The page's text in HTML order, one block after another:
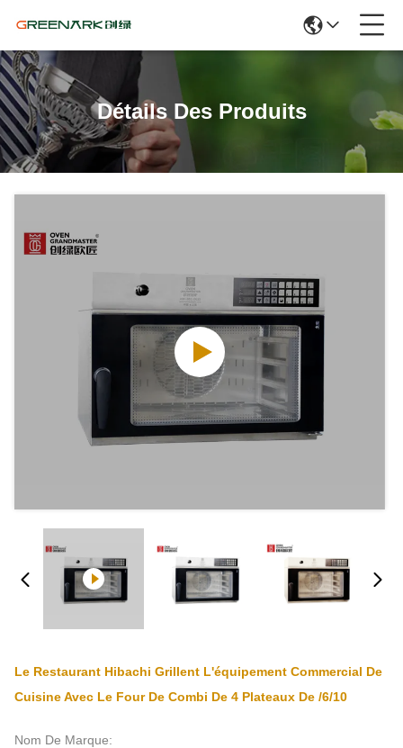
Détails Des Produits
Le Restaurant Hibachi Grillent L'équipement Commercial De
Cuisine Avec Le Four De Combi De 4 Plateaux De /6/10
Nom De Marque: